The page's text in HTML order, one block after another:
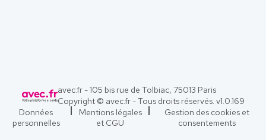
avec.fr - 105 bis rue de Tolbiac, 75013 Paris
Copyright © avec.fr - Tous droits réservés. v1.0.169
Données
personnelles
Mentions légales
et CGU
Gestion des cookies et
consentements